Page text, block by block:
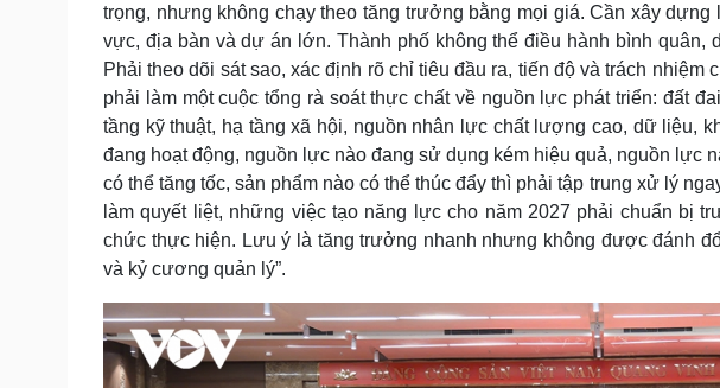
trọng, nhưng không chạy theo tăng trưởng bằng mọi giá. Cần xây
vực, địa bàn và dự án lớn. Thành phố không thể điều hành bình quân,
Phải theo dõi sát sao, xác định rõ chỉ tiêu đầu ra, tiến độ và trách
phải làm một cuộc tổng rà soát thực chất về nguồn lực phát triển: đất
tầng kỹ thuật, hạ tầng xã hội, nguồn nhân lực chất lượng cao, dữ liệu,
đang hoạt động, nguồn lực nào đang sử dụng kém hiệu quả, nguồn lực
có thể tăng tốc, sản phẩm nào có thể thúc đẩy thì phải tập trung xử lý
làm quyết liệt, những việc tạo năng lực cho năm 2027 phải chuẩn bị
chức thực hiện. Lưu ý là tăng trưởng nhanh nhưng không được đánh
và kỷ cương quản lý”.